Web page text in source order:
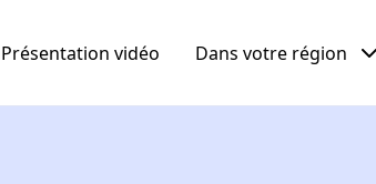
Présentation vidéo Dans votre région